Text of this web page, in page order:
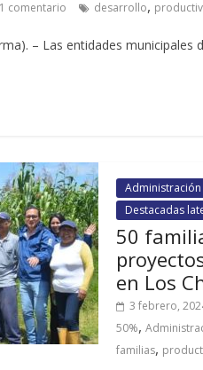
1 comentario desarrollo,
– Las entidades municipales
Destacadas
50
en Los
3 febrero,
50%,
familias,